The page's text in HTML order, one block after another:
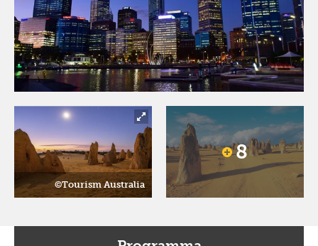
©Tourism Australia
8